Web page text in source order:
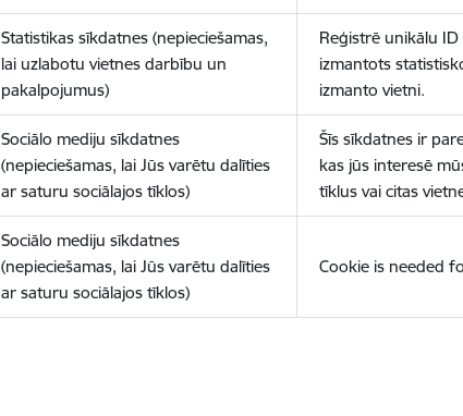
Statistikas sīkdatnes (nepieciešamas,
lai uzlabotu vietnes darbību un
pakalpojumus)
Reģistrē unikālu
izmantots
izmanto vietni.
Sociālo mediju sīkdatnes
(nepieciešamas, lai Jūs varētu dalīties
ar saturu sociālajos tīklos)
Šīs sīkdatnes ir
kas jūs interesē
tīklus vai citas
Sociālo mediju sīkdatnes
(nepieciešamas, lai Jūs varētu dalīties
ar saturu sociālajos tīklos)
Cookie is needed